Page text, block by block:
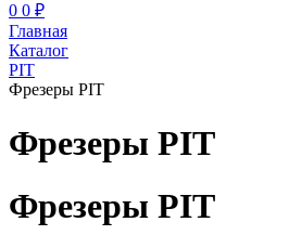
0 0 ₽
Главная
Каталог
PIT
Фрезеры PIT
Фрезеры PIT
Фрезеры PIT